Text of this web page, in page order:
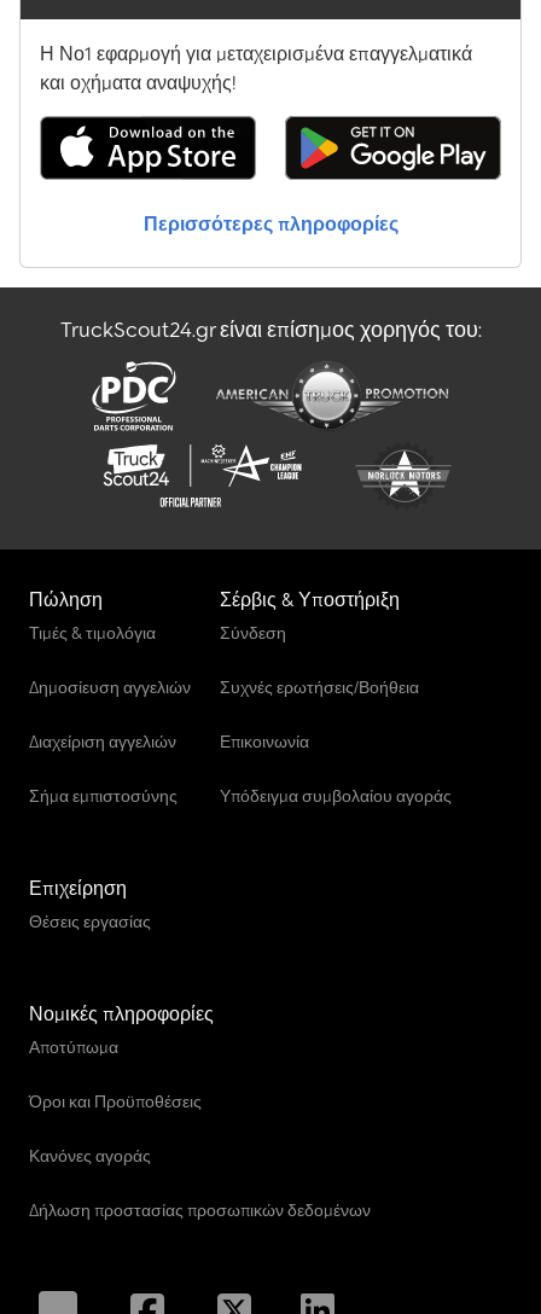
Η Νο1 εφαρμογή για μεταχειρισμένα επαγγελματικά
και οχήματα αναψυχής!
Περισσότερες πληροφορίες
TruckScout24.gr είναι επίσημος χορηγός του:
Πώληση
Τιμές & τιμολόγια
Δημοσίευση αγγελιών
Διαχείριση αγγελιών
Σήμα εμπιστοσύνης
Σέρβις & Υποστήριξη
Σύνδεση
Συχνές ερωτήσεις/Βοήθεια
Επικοινωνία
Υπόδειγμα συμβολαίου αγοράς
Επιχείρηση
Θέσεις εργασίας
Νομικές πληροφορίες
Αποτύπωμα
Όροι και Προϋποθέσεις
Κανόνες αγοράς
Δήλωση προστασίας προσωπικών δεδομένων